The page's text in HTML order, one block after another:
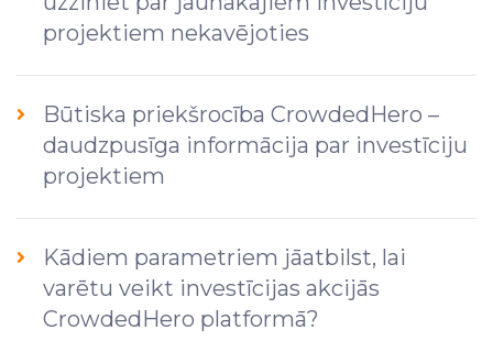
projektiem nekavējoties
Būtiska priekšrocība CrowdedHero –
daudzpusīga informācija par investīciju
projektiem
Kādiem parametriem jāatbilst, lai
varētu veikt investīcijas akcijās
CrowdedHero platformā?